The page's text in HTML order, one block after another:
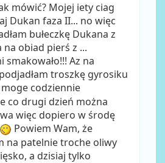
mówić? Mojej iety ciag
Dukan faza II... no więc
bułeczkę Dukana z
na obiad pierś z ...
smakowało!!! Az na
troszkę gyrosiku
codziennie
co drugi dzień można
więc dopiero w środę
Powiem Wam, że
na patelnie troche oliwy
a dzisiaj tylko